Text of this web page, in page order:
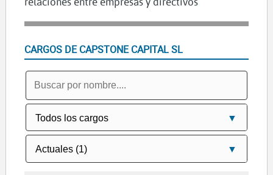
CARGOS DE CAPSTONE CAPITAL SL